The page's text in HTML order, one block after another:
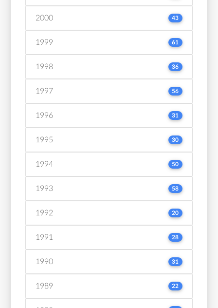
2000 43
1999 61
1998 36
1997 56
1996 31
1995 30
1994 50
1993 58
1992 20
1991 28
1990 31
1989 22